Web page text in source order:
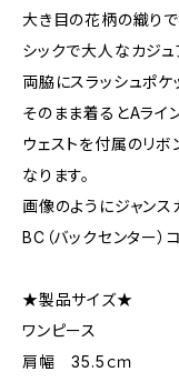
大き目の花柄の織り
シックで大人なカジュ
両脇にスラッシュポケ
そのまま着るとAライ
ウェストを付属のリボ
なります。
画像のようにジャンス
BC（バックセンター）
★製品サイズ★
ワンピース
肩幅 35.5ｃｍ